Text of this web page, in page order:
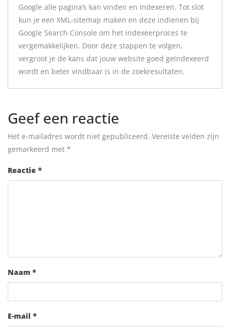
Google alle pagina’s kan vinden en indexeren. Tot slot
kun je een XML-sitemap maken en deze indienen bij
Google Search Console om het indexeerproces te
vergemakkelijken. Door deze stappen te volgen,
vergroot je de kans dat jouw website goed geïndexeerd
wordt en beter vindbaar is in de zoekresultaten.
Geef een reactie
Het e-mailadres wordt niet gepubliceerd. Vereiste velden zijn
gemarkeerd met *
Reactie *
Naam *
E-mail *